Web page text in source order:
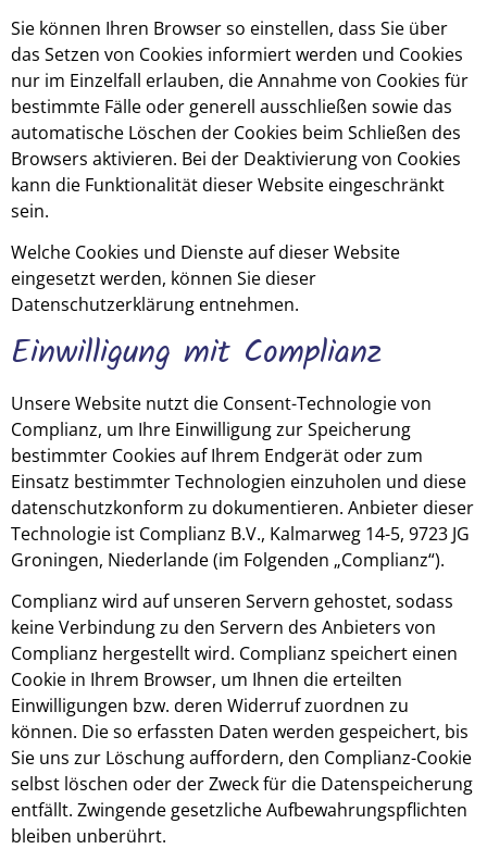
Sie können Ihren Browser so einstellen, dass Sie über
das Setzen von Cookies informiert werden und Cookies
nur im Einzelfall erlauben, die Annahme von Cookies für
bestimmte Fälle oder generell ausschließen sowie das
automatische Löschen der Cookies beim Schließen des
Browsers aktivieren. Bei der Deaktivierung von Cookies
kann die Funktionalität dieser Website eingeschränkt
sein.
Welche Cookies und Dienste auf dieser Website
eingesetzt werden, können Sie dieser
Datenschutzerklärung entnehmen.
Einwilligung mit Complianz
Unsere Website nutzt die Consent-Technologie von
Complianz, um Ihre Einwilligung zur Speicherung
bestimmter Cookies auf Ihrem Endgerät oder zum
Einsatz bestimmter Technologien einzuholen und diese
datenschutzkonform zu dokumentieren. Anbieter dieser
Technologie ist Complianz B.V., Kalmarweg 14-5, 9723 JG
Groningen, Niederlande (im Folgenden „Complianz“).
Complianz wird auf unseren Servern gehostet, sodass
keine Verbindung zu den Servern des Anbieters von
Complianz hergestellt wird. Complianz speichert einen
Cookie in Ihrem Browser, um Ihnen die erteilten
Einwilligungen bzw. deren Widerruf zuordnen zu
können. Die so erfassten Daten werden gespeichert, bis
Sie uns zur Löschung auffordern, den Complianz-Cookie
selbst löschen oder der Zweck für die Datenspeicherung
entfällt. Zwingende gesetzliche Aufbewahrungspflichten
bleiben unberührt.